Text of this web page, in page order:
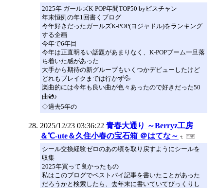
2025年 ガールズK-POP年間TOP50 byピスチャン
年末恒例の年1回書くブログ
今年好きだったガールズK-POP(ヨジャドル)をランキング
する企画
今年で6年目
今年は正直明るい話題があまりなく、K-POPブーム一旦落
ち着いた感があった
大手から期待の新グループもいくつかデビューしたけど
どれもブレイクまでは行かず💦
楽曲的には今年も良い曲が色々あったので好きだった50
曲💿♪
◇過去5年の
2025/12/23 03:36:22 青春大通り ～Berryz工房
＆℃-ute＆久住小春の宝石箱 ＠はてな～
シール交換経験ゼロのあの頃を取り戻すようにシールを
収集
2025年買って良かったもの
私はこのブログでベストバイ記事を書いたことがあった
だろうかと検索したら、去年末に書いていてびっくりし